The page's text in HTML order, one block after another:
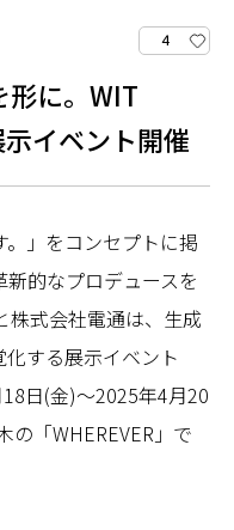
4
形に。WIT
イベント開催
。」をコンセプトに掲
的なプロデュースを
株式会社電通は、生成
する展示イベント
18日(金)～2025年4月20
「WHEREVER」で